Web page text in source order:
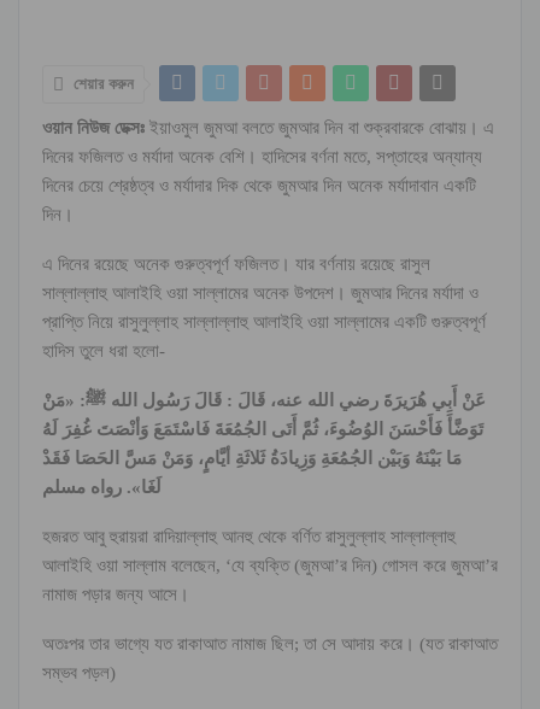
শেয়ার করুন
ওয়ান নিউজ ডেক্সঃ ইয়াওমুল জুমআ বলতে জুমআর দিন বা শুক্রবারকে বোঝায়। এ
দিনের ফজিলত ও মর্যাদা অনেক বেশি। হাদিসের বর্ণনা মতে, সপ্তাহের অন্যান্য
দিনের চেয়ে শ্রেষ্ঠত্ব ও মর্যাদার দিক থেকে জুমআর দিন অনেক মর্যাদাবান একটি
দিন।
এ দিনের রয়েছে অনেক গুরুত্বপূর্ণ ফজিলত। যার বর্ণনায় রয়েছে রাসুল
সাল্লাল্লাহু আলাইহি ওয়া সাল্লামের অনেক উপদেশ। জুমআর দিনের মর্যাদা ও
প্রাপ্তি নিয়ে রাসুলুল্লাহ সাল্লাল্লাহু আলাইহি ওয়া সাল্লামের একটি গুরুত্বপূর্ণ
হাদিস তুলে ধরা হলো-
عَنْ أَبِي هُرَيرَةَ رضي الله عنه، قَالَ : قَالَ رَسُول الله ﷺ: «مَنْ
تَوَضَّأَ فَأَحْسَنَ الوُضُوءَ، ثُمَّ أَتَى الجُمُعَةَ فَاسْتَمَعَ وَأنْصَتَ غُفِرَ لَهُ
مَا بَيْنَهُ وَبَيْن الجُمُعَةِ وَزِيادَةُ ثَلاثَةِ أيَّامٍ، وَمَنْ مَسَّ الحَصَا فَقَدْ
لَغَا». رواه مسلم
হজরত আবু হুরায়রা রাদিয়াল্লাহু আনহু থেকে বর্ণিত রাসুলুল্লাহ সাল্লাল্লাহু
আলাইহি ওয়া সাল্লাম বলেছেন, ‘যে ব্যক্তি (জুমআ’র দিন) গোসল করে জুমআ’র
নামাজ পড়ার জন্য আসে।
অতঃপর তার ভাগ্যে যত রাকাআত নামাজ ছিল; তা সে আদায় করে। (যত রাকাআত
সম্ভব পড়ল)